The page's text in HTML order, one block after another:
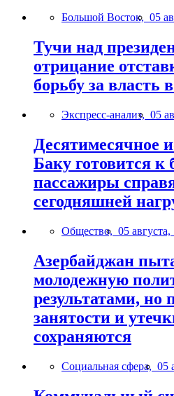
Большой Восток, 05
Тучи над
отрицание
борьбу за власть
Экспресс-анализ, 05
Десятимесячное
Баку готовится к
пассажиры
сегодняшней
Общество, 05 августа,
Азербайджан
молодежную
результатами, но
занятости и
сохраняются
Социальная сфера, 05